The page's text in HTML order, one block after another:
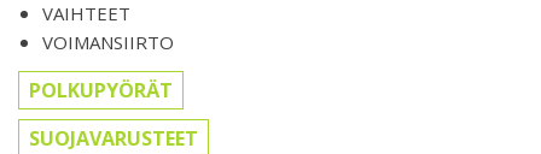
VAIHTEET
VOIMANSIIRTO
POLKUPYÖRÄT
SUOJAVARUSTEET